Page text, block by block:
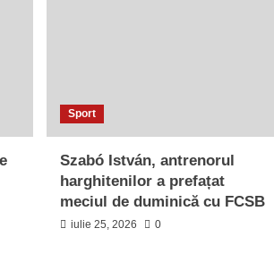
Sport
Szabó István, antrenorul
harghitenilor a prefațat
meciul de duminică cu FCSB
iulie 25, 2026 0